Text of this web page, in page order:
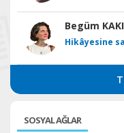
Begüm KAKI
Hikâyesine
SOSYAL AĞLAR